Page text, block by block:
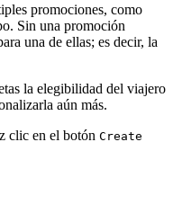
promociones, como
Sin una promoción
una de ellas; es decir, la
la elegibilidad del viajero
aún más.
clic en el botón Create